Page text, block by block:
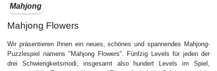
Mahjong
Mahjong Flowers
Wir präsentieren Ihnen ein neues, schönes und spannendes Mahjong-
Puzzlespiel namens "Mahjong Flowers". Fünfzig Levels für jeden der
drei Schwierigkeitsmodi, insgesamt also hundert Levels im Spiel,